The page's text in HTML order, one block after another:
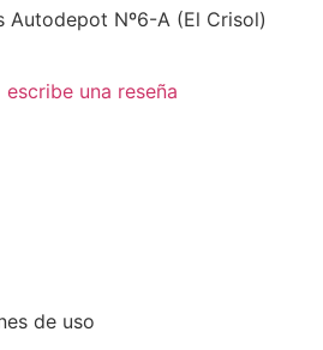
Autodepot Nº6-A (El Crisol)
de uso